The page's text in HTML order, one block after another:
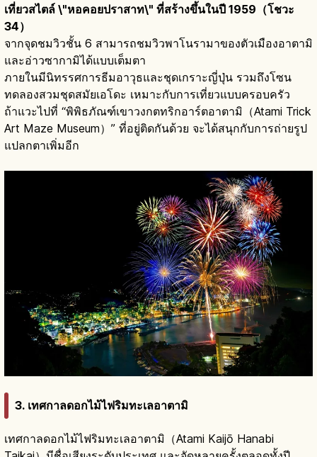
เที่ยวสไตล์ \"หอคอยปราสาท\" ที่สร้างขึ้นในปี 1959（โชวะ
34）
จากจุดชมวิวชั้น 6 สามารถชมวิวพาโนรามาของตัวเมืองอาตามิ
และอ่าวซากามิได้แบบเต็มตา
ภายในมีนิทรรศการธีมอาวุธและชุดเกราะญี่ปุ่น รวมถึงโซน
ทดลองสวมชุดสมัยเอโดะ เหมาะกับการเที่ยวแบบครอบครัว
ถ้าแวะไปที่ “พิพิธภัณฑ์เขาวงกตทริกอาร์ตอาตามิ（Atami Trick
Art Maze Museum）” ที่อยู่ติดกันด้วย จะได้สนุกกับการถ่ายรูป
แปลกตาเพิ่มอีก
3. เทศกาลดอกไม้ไฟริมทะเลอาตามิ
เทศกาลดอกไม้ไฟริมทะเลอาตามิ（Atami Kaijō Hanabi